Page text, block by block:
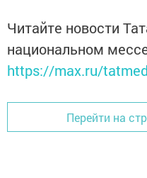
Читайте новости
национальном
https://max.ru/
Перейти на